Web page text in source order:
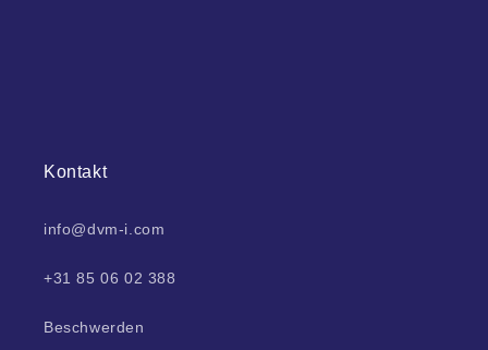
Kontakt
info@dvm-i.com
+31 85 06 02 388
Beschwerden